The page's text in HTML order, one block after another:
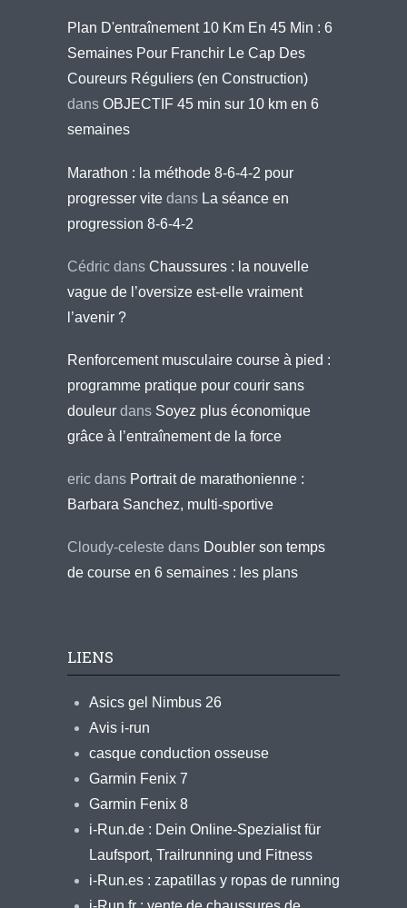
Plan D'entraînement 10 Km En 45 Min : 6
Semaines Pour Franchir Le Cap Des
Coureurs Réguliers (en Construction)
dans OBJECTIF 45 min sur 10 km en 6
semaines
Marathon : la méthode 8-6-4-2 pour
progresser vite dans La séance en
progression 8-6-4-2
Cédric dans Chaussures : la nouvelle
vague de l’oversize est-elle vraiment
l’avenir ?
Renforcement musculaire course à pied :
programme pratique pour courir sans
douleur dans Soyez plus économique
grâce à l’entraînement de la force
eric dans Portrait de marathonienne :
Barbara Sanchez, multi-sportive
Cloudy-celeste dans Doubler son temps
de course en 6 semaines : les plans
LIENS
Asics gel Nimbus 26
Avis i-run
casque conduction osseuse
Garmin Fenix 7
Garmin Fenix 8
i-Run.de : Dein Online-Spezialist für
Laufsport, Trailrunning und Fitness
i-Run.es : zapatillas y ropas de running